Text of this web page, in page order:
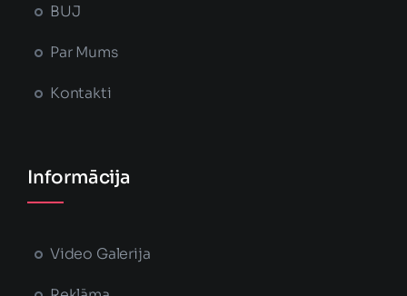
BUJ
Par Mums
Kontakti
Informācija
Video Galerija